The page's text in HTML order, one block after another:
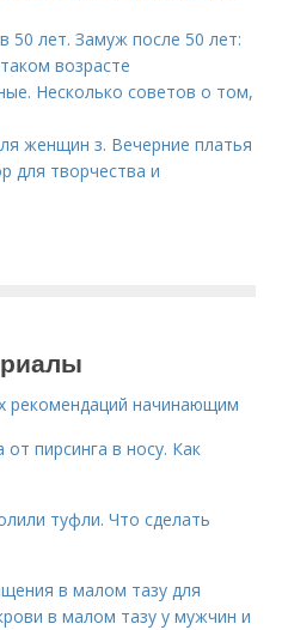
лет. Замуж после 50 лет:
возрасте
Несколько советов о том,
женщин з. Вечерние платья
для творчества и
рекомендаций начинающим
от пирсинга в носу. Как
туфли. Что сделать
в малом тазу для
в малом тазу у мужчин и